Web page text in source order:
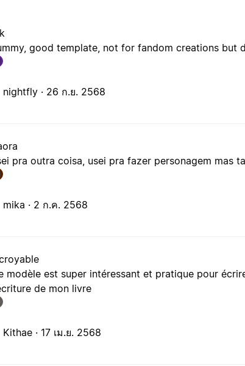
good template, not for fandom creations but
nightfly · 26 ก.ย. 2568
pra outra coisa, usei pra fazer personagem mas
mika · 2 ก.ค. 2568
modèle est super intéressant et pratique pour
de mon livre
Kithae · 17 เม.ย. 2568